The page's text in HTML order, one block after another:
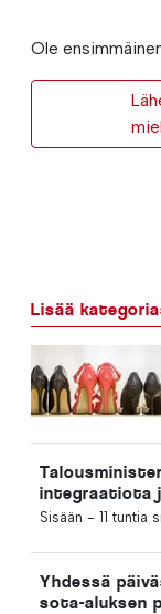
Ole
Lisää
integraatiota
nopeutetun
Sisään - 11 tuntia
Yhdessä
sota-aluksen